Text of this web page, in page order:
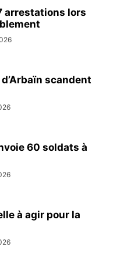
arrestations lors
scandent
60 soldats à
à agir pour la